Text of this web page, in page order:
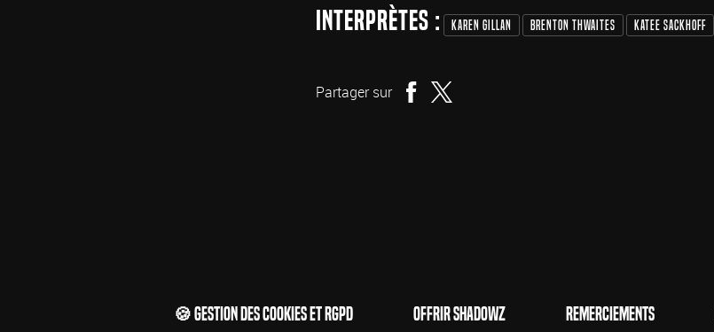
Interprètes : Karen Gillan Brenton Thwaites Katee Sackhoff
Partager sur
🍪 Gestion des cookies et RGPD Offrir Shadowz Remerciements